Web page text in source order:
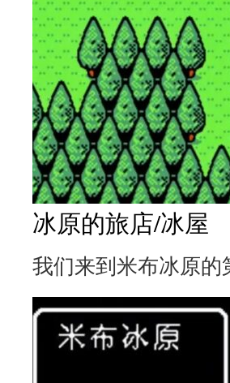
冰原的旅店/冰屋
我们来到米布冰原